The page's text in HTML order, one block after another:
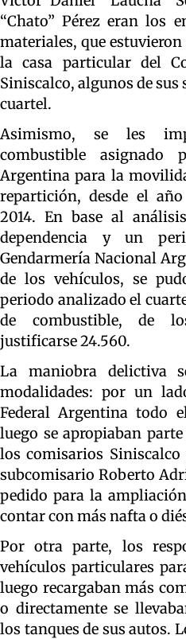
“Chato” Pérez eran los
materiales, que
la casa particular del
Siniscalco, algunos de
cuartel.
Asimismo, se les
combustible asignado
Argentina para la
repartición, desde el
2014. En base al
dependencia y un
Gendarmería Nacional
de los vehículos, se
periodo analizado el
de combustible, de
justificarse 24.560.
La maniobra delictiva
modalidades: por un
Federal Argentina todo
luego se apropiaban
los comisarios
subcomisario Roberto
pedido para la
contar con más nafta o
Por otra parte, los
vehículos particulares
luego recargaban más
o directamente se
los tanques de sus autos.